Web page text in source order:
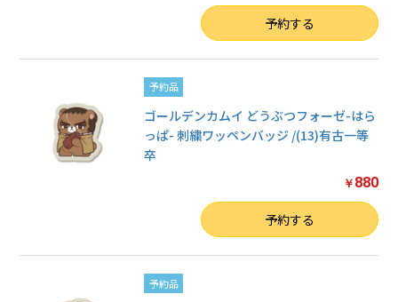
予約する
予約品
ゴールデンカムイ どうぶつフォーゼ-はら
っぱ- 刺繍ワッペンバッジ /(13)有古一等
卒
￥ 880
予約する
予約品
カートへ進む